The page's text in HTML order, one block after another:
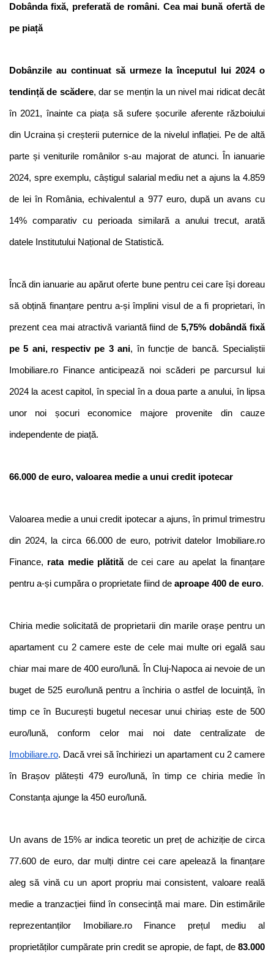
Dobânda fixă, preferată de români. Cea mai bună ofertă de
pe piață
Dobânzile au continuat să urmeze la începutul lui 2024 o
tendință de scădere, dar se mențin la un nivel mai ridicat decât
în 2021, înainte ca piața să sufere șocurile aferente războiului
din Ucraina și creșterii puternice de la nivelul inflației. Pe de altă
parte și veniturile românilor s-au majorat de atunci. În ianuarie
2024, spre exemplu, câștigul salarial mediu net a ajuns la 4.859
de lei în România, echivalentul a 977 euro, după un avans cu
14% comparativ cu perioada similară a anului trecut, arată
datele Institutului Național de Statistică.
Încă din ianuarie au apărut oferte bune pentru cei care își doreau
să obțină finanțare pentru a-și împlini visul de a fi proprietari, în
prezent cea mai atractivă variantă fiind de 5,75% dobândă fixă
pe 5 ani, respectiv pe 3 ani, în funcție de bancă. Specialiștii
Imobiliare.ro Finance anticipează noi scăderi pe parcursul lui
2024 la acest capitol, în special în a doua parte a anului, în lipsa
unor noi șocuri economice majore provenite din cauze
independente de piață.
66.000 de euro, valoarea medie a unui credit ipotecar
Valoarea medie a unui credit ipotecar a ajuns, în primul trimestru
din 2024, la circa 66.000 de euro, potrivit datelor Imobiliare.ro
Finance, rata medie plătită de cei care au apelat la finanțare
pentru a-și cumpăra o proprietate fiind de aproape 400 de euro.
Chiria medie solicitată de proprietarii din marile orașe pentru un
apartament cu 2 camere este de cele mai multe ori egală sau
chiar mai mare de 400 euro/lună. În Cluj-Napoca ai nevoie de un
buget de 525 euro/lună pentru a închiria o astfel de locuință, în
timp ce în București bugetul necesar unui chiriaș este de 500
Imobiliare.ro. Dacă vrei să închiriezi un apartament cu 2 camere
în Brașov plătești 479 euro/lună, în timp ce chiria medie în
Constanța ajunge la 450 euro/lună.
Un avans de 15% ar indica teoretic un preț de achiziție de circa
77.600 de euro, dar mulți dintre cei care apelează la finanțare
aleg să vină cu un aport propriu mai consistent, valoare reală
medie a tranzacției fiind în consecință mai mare. Din estimările
reprezentanților Imobiliare.ro Finance prețul mediu al
proprietăților cumpărate prin credit se apropie, de fapt, de 83.000